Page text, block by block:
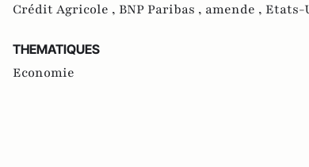
Crédit Agricole , BNP Paribas , amende , Etats-
THEMATIQUES
Economie